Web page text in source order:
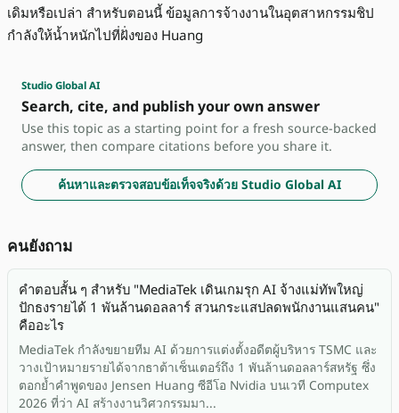
เดิมหรือเปล่า สำหรับตอนนี้ ข้อมูลการจ้างงานในอุตสาหกรรมชิป
กำลังให้น้ำหนักไปที่ฝั่งของ Huang
Studio Global AI
Search, cite, and publish your own answer
Use this topic as a starting point for a fresh source-backed
answer, then compare citations before you share it.
ค้นหาและตรวจสอบข้อเท็จจริงด้วย Studio Global AI
คนยังถาม
คำตอบสั้น ๆ สำหรับ "MediaTek เดินเกมรุก AI จ้างแม่ทัพใหญ่
ปักธงรายได้ 1 พันล้านดอลลาร์ สวนกระแสปลดพนักงานแสนคน"
คืออะไร
MediaTek กำลังขยายทีม AI ด้วยการแต่งตั้งอดีตผู้บริหาร TSMC และ
วางเป้าหมายรายได้จากธาต้าเซ็นเตอร์ถึง 1 พันล้านดอลลาร์สหรัฐ ซึ่ง
ตอกย้ำคำพูดของ Jensen Huang ซีอีโอ Nvidia บนเวที Computex
2026 ที่ว่า AI สร้างงานวิศวกรรมมา...